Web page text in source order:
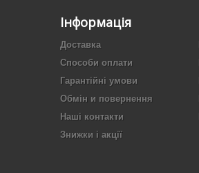
Інформація
Доставка
Способи оплати
Гарантійні умови
Обмін и повернення
Наші контакти
Знижки і акції